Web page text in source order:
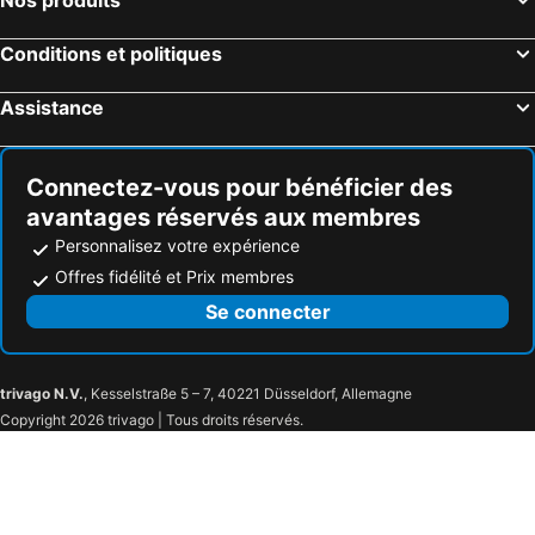
Hôtels Zagvozd
Hôtels Slatine
Hôtels Krilo
Conditions et politiques
Assistance
Connectez-vous pour bénéficier des
avantages réservés aux membres
Personnalisez votre expérience
Offres fidélité et Prix membres
Se connecter
trivago N.V., Kesselstraße 5 – 7, 40221 Düsseldorf, Allemagne
Copyright 2026 trivago | Tous droits réservés.